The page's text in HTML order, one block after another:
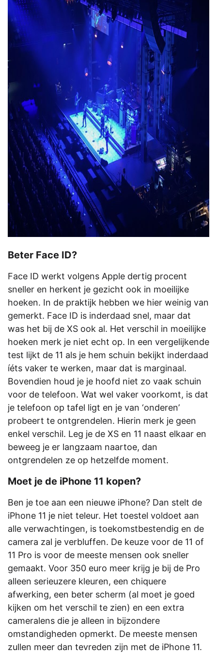
Beter Face ID?
Face ID werkt volgens Apple dertig procent
sneller en herkent je gezicht ook in moeilijke
hoeken. In de praktijk hebben we hier weinig van
gemerkt. Face ID is inderdaad snel, maar dat
was het bij de XS ook al. Het verschil in moeilijke
hoeken merk je niet echt op. In een vergelijkende
test lijkt de 11 als je hem schuin bekijkt inderdaad
íéts vaker te werken, maar dat is marginaal.
Bovendien houd je je hoofd niet zo vaak schuin
voor de telefoon. Wat wel vaker voorkomt, is dat
je telefoon op tafel ligt en je van ‘onderen’
probeert te ontgrendelen. Hierin merk je geen
enkel verschil. Leg je de XS en 11 naast elkaar en
beweeg je er langzaam naartoe, dan
ontgrendelen ze op hetzelfde moment.
Moet je de iPhone 11 kopen?
Ben je toe aan een nieuwe iPhone? Dan stelt de
iPhone 11 je niet teleur. Het toestel voldoet aan
alle verwachtingen, is toekomstbestendig en de
camera zal je verbluffen. De keuze voor de 11 of
11 Pro is voor de meeste mensen ook sneller
gemaakt. Voor 350 euro meer krijg je bij de Pro
alleen serieuzere kleuren, een chiquere
afwerking, een beter scherm (al moet je goed
kijken om het verschil te zien) en een extra
cameralens die je alleen in bijzondere
omstandigheden opmerkt. De meeste mensen
zullen meer dan tevreden zijn met de iPhone 11.